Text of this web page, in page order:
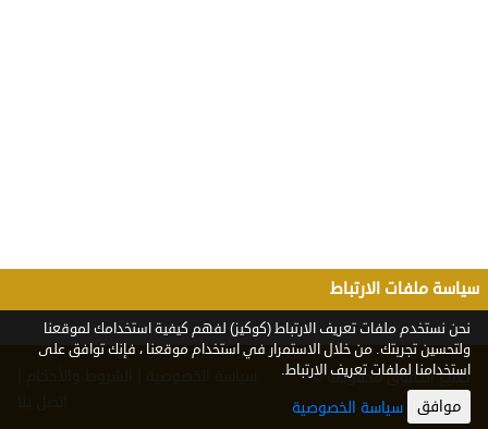
جميع الحقوق محفوظة ©
2026
سياسة ملفات الارتباط
نحن نستخدم ملفات تعريف الارتباط (كوكيز) لفهم كيفية استخدامك لموقعنا
ولتحسين تجربتك. من خلال الاستمرار في استخدام موقعنا ، فإنك توافق على
استخدامنا لملفات تعريف الارتباط.
موافق سياسة الخصوصية